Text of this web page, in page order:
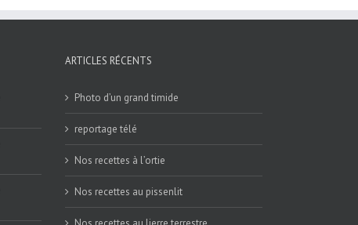
ARTICLES RÉCENTS
Photo d’un grand timide
reportage télé
Nos recettes à l’ortie
Nos recettes au pissenlit